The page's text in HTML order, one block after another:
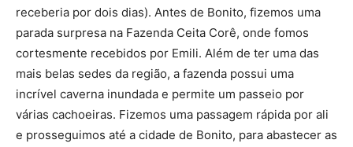
receberia por dois dias). Antes de Bonito, fizemos uma
parada surpresa na Fazenda Ceita Corê, onde fomos
cortesmente recebidos por Emili. Além de ter uma das
mais belas sedes da região, a fazenda possui uma
incrível caverna inundada e permite um passeio por
várias cachoeiras. Fizemos uma passagem rápida por ali
e prosseguimos até a cidade de Bonito, para abastecer as